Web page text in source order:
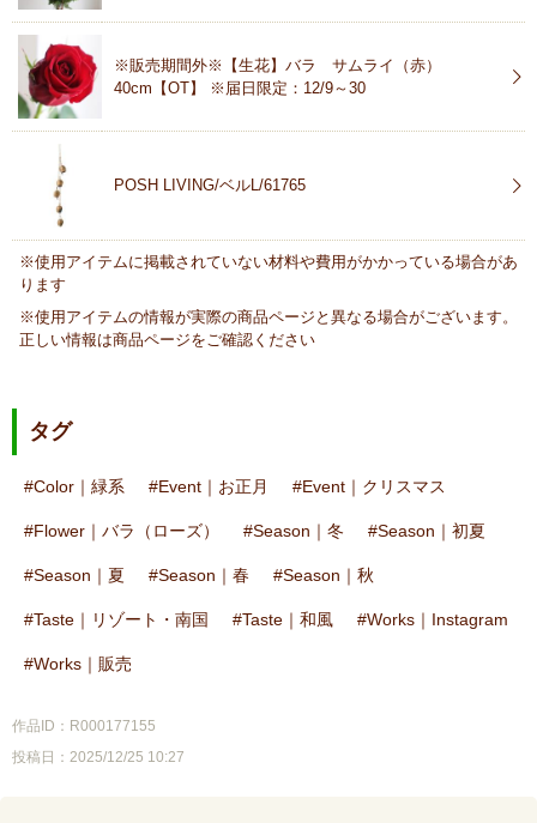
※販売期間外※【生花】バラ サムライ（赤）
40cm【OT】 ※届日限定：12/9～30
POSH LIVING/ベルL/61765
※使用アイテムに掲載されていない材料や費用がかかっている場合があ
ります
※使用アイテムの情報が実際の商品ページと異なる場合がございます。
正しい情報は商品ページをご確認ください
タグ
Color｜緑系 Event｜お正月 Event｜クリスマス
Flower｜バラ（ローズ） Season｜冬 Season｜初夏
Season｜夏 Season｜春 Season｜秋
Taste｜リゾート・南国 Taste｜和風 Works｜Instagram
Works｜販売
作品ID：R000177155
投稿日：2025/12/25 10:27